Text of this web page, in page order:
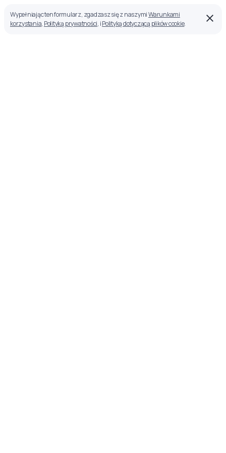
Wypełniając ten formularz, zgadzasz się z naszymiWarunkami
korzystania, Polityką prywatności, iPolityką dotyczącą plików cookie.